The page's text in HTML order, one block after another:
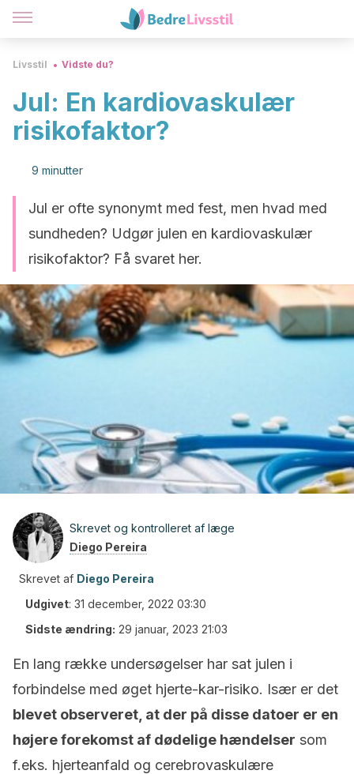
Livsstil Vidste du?
Jul: En kardiovaskulær
risikofaktor?
9 minutter
Jul er ofte synonymt med fest, men hvad med
sundheden? Udgør julen en kardiovaskulær
risikofaktor? Få svaret her.
Skrevet og kontrolleret af læge
Diego Pereira
Skrevet af Diego Pereira
Udgivet: 31 december, 2022 03:30
Sidste ændring: 29 januar, 2023 21:03
En lang række undersøgelser har sat julen i
forbindelse med øget hjerte-kar-risiko. Især er det
blevet observeret, at der på disse datoer er en
højere forekomst af dødelige hændelser som
f.eks. hjerteanfald og cerebrovaskulære